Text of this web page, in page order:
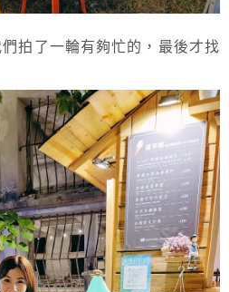
拍了一輪有夠忙的，最後才找